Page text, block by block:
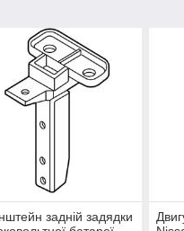
задній задядки